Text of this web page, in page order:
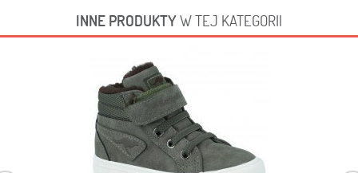
INNE PRODUKTYW TEJ KATEGORII